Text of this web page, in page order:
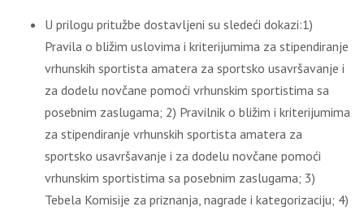
U prilogu pritužbe dostavljeni su sledeći dokazi:1)
Pravila o bližim uslovima i kriterijumima za stipendiranje
vrhunskih sportista amatera za sportsko usavršavanje i
za dodelu novčane pomoći vrhunskim sportistima sa
posebnim zaslugama; 2) Pravilnik o bližim i kriterijumima
za stipendiranje vrhunskih sportista amatera za
sportsko usavršavanje i za dodelu novčane pomoći
vrhunskim sportistima sa posebnim zaslugama; 3)
Tebela Komisije za priznanja, nagrade i kategorizaciju; 4)